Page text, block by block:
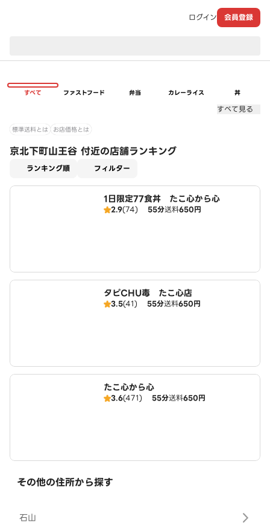
ログイン 会員登録
すべて ファストフード 弁当 カレーライス 丼
すべて見る
標準送料とは お店価格とは
京北下町山王谷 付近の店舗ランキング
ランキング順 フィルター
1日限定77食丼 たこ心から心
2.9(74) 55分送料650円
タピCHU毒 たこ心店
3.5(41) 55分送料650円
たこ心から心
3.6(471) 55分送料650円
その他の住所から探す
石山